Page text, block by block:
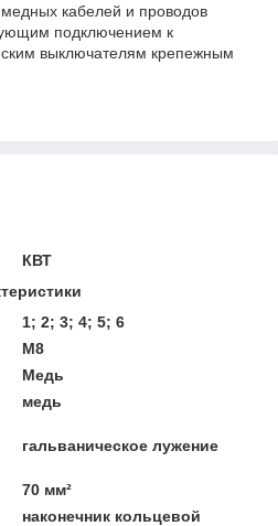
кабелей и проводов
подключением к
выключателям крепежным
КВТ
1; 2; 3; 4; 5; 6
М8
Медь
медь
гальваническое лужение
70 мм²
наконечник кольцевой